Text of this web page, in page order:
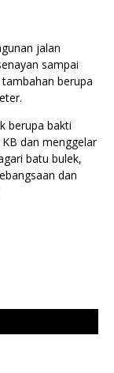
jalan
sampai
berupa
berupa bakti
dan menggelar
batu bulek,
dan